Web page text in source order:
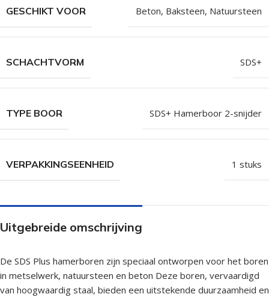
GESCHIKT VOOR Beton, Baksteen, Natuursteen
SCHACHTVORM SDS+
TYPE BOOR SDS+ Hamerboor 2-snijder
VERPAKKINGSEENHEID 1 stuks
Uitgebreide omschrijving
De SDS Plus hamerboren zijn speciaal ontworpen voor het boren
in metselwerk, natuursteen en beton Deze boren, vervaardigd
van hoogwaardig staal, bieden een uitstekende duurzaamheid en